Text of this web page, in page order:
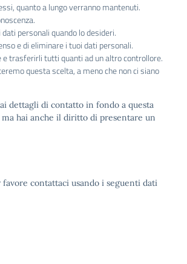
quanto a lungo verranno mantenuti.
personali quando lo desideri.
e di eliminare i tuoi dati personali.
trasferirli tutti quanti ad un altro controllore.
questa scelta, a meno che non ci siano
dettagli di contatto in fondo a questa
hai anche il diritto di presentare un
contattaci usando i seguenti dati